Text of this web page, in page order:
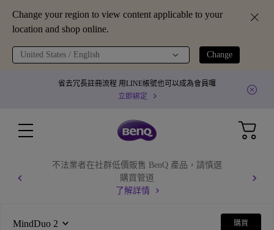
Change your region to view content applicable to your
location and shop online.
United States / English Change
省去冗長註冊流程 用LINE帳號也可以成為會員囉
立即綁定
不法業者在社群低價販售 BenQ 產品，請慎選
購買管道
了解詳情
MindDuo 2 購買